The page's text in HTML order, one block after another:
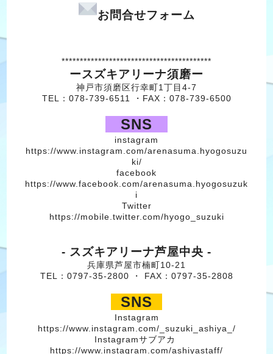
お問合せフォーム
*****************************************
ースズキアリーナ須磨ー
神戸市須磨区行幸町1丁目4-7
TEL：078-739-6511 ・FAX：078-739-6500
SNS
instagram
https://www.instagram.com/arenasuma.hyogosuzu
ki/
facebook
https://www.facebook.com/arenasuma.hyogosuzuk
i
Twitter
https://mobile.twitter.com/hyogo_suzuki
- スズキアリーナ芦屋中央 -
兵庫県芦屋市楠町10-21
TEL：0797-35-2800 ・ FAX：0797-35-2808
SNS
Instagram
https://www.instagram.com/_suzuki_ashiya_/
Instagramサブアカ
https://www.instagram.com/ashiyastaff/